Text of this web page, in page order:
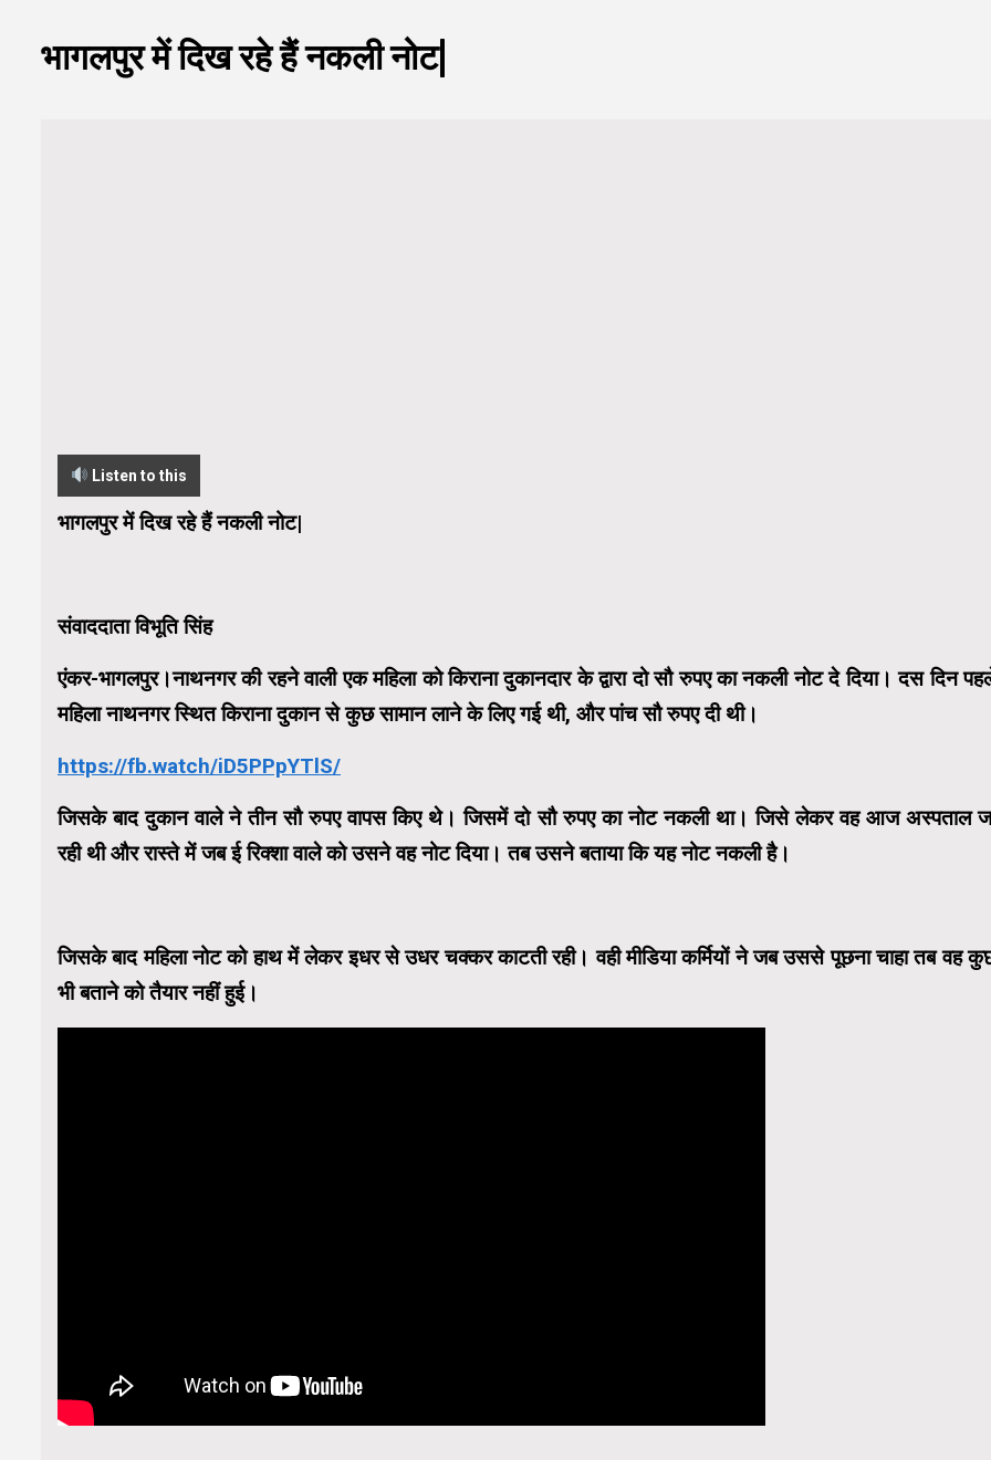
भागलपुर में दिख रहे हैं नकली नोट|
Listen to this
भागलपुर में दिख रहे हैं नकली नोट|
संवाददाता विभूति सिंह
एंकर-भागलपुर।नाथनगर की रहने वाली एक महिला को किराना दुकानदार के द्वारा दो सौ रुपए का नकली नोट दे दिया। दस दिन
महिला नाथनगर स्थित किराना दुकान से कुछ सामान लाने के लिए गई थी, और पांच सौ रुपए दी थी।
https://fb.watch/iD5PPpYTlS/
जिसके बाद दुकान वाले ने तीन सौ रुपए वापस किए थे। जिसमें दो सौ रुपए का नोट नकली था। जिसे लेकर वह आज अस्पताल
रही थी और रास्ते में जब ई रिक्शा वाले को उसने वह नोट दिया। तब उसने बताया कि यह नोट नकली है।
जिसके बाद महिला नोट को हाथ में लेकर इधर से उधर चक्कर काटती रही। वही मीडिया कर्मियों ने जब उससे पूछना चाहा तब वह
भी बताने को तैयार नहीं हुई।